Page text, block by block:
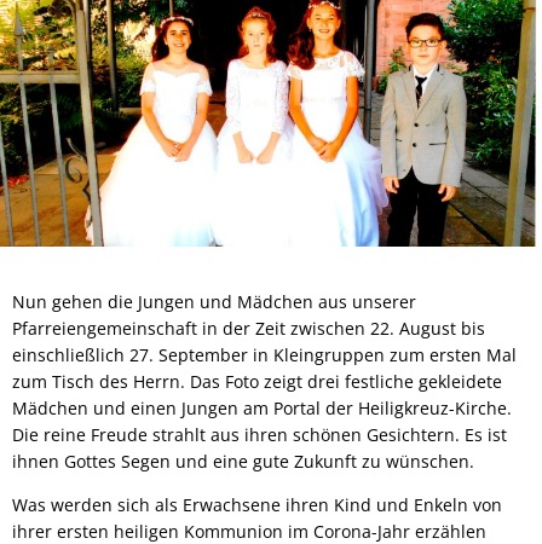
Nun gehen die Jungen und Mädchen aus unserer
Pfarreiengemeinschaft in der Zeit zwischen 22. August bis
einschließlich 27. September in Kleingruppen zum ersten Mal
zum Tisch des Herrn. Das Foto zeigt drei festliche gekleidete
Mädchen und einen Jungen am Portal der Heiligkreuz-Kirche.
Die reine Freude strahlt aus ihren schönen Gesichtern. Es ist
ihnen Gottes Segen und eine gute Zukunft zu wünschen.
Was werden sich als Erwachsene ihren Kind und Enkeln von
ihrer ersten heiligen Kommunion im Corona-Jahr erzählen